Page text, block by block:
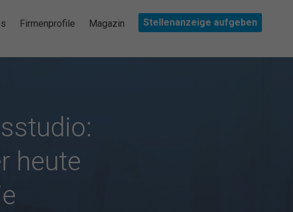
Firmenprofile Magazin Stellenanzeige aufgeben
heute